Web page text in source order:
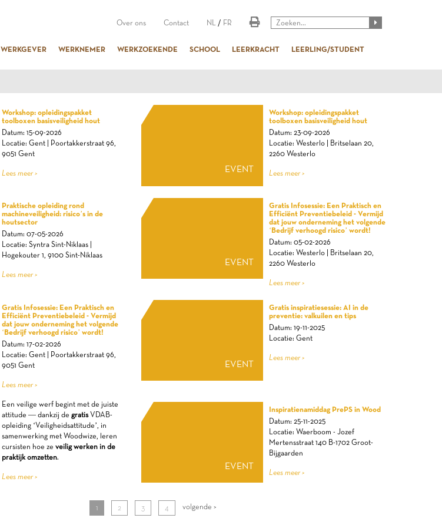
Over ons Contact NL / FR
WERKGEVER WERKNEMER WERKZOEKENDE SCHOOL LEERKRACHT LEERLING/STUDENT
Workshop: opleidingspakket
toolboxen basisveiligheid hout
Datum: 15-09-2026
Locatie: Gent | Poortakkerstraat 96,
9051 Gent
Lees meer > EVENT
Workshop: opleidingspakket
toolboxen basisveiligheid hout
Datum: 23-09-2026
Locatie: Westerlo | Britselaan 20,
2260 Westerlo
Lees meer >
Praktische opleiding rond
machineveiligheid: risico’s in de
houtsector
Datum: 07-05-2026
Locatie: Syntra Sint-Niklaas |
Hogekouter 1, 9100 Sint-Niklaas
Lees meer >
EVENT
Gratis Infosessie: Een Praktisch en
Efficiënt Preventiebeleid - Vermijd
dat jouw onderneming het volgende
‘Bedrijf verhoogd risico’ wordt!
Datum: 05-02-2026
Locatie: Westerlo | Britselaan 20,
2260 Westerlo
Lees meer >
Gratis Infosessie: Een Praktisch en
Efficiënt Preventiebeleid - Vermijd
dat jouw onderneming het volgende
‘Bedrijf verhoogd risico’ wordt!
Datum: 17-02-2026
Locatie: Gent | Poortakkerstraat 96,
9051 Gent
Lees meer >
EVENT
Gratis inspiratiesessie: AI in de
preventie: valkuilen en tips
Datum: 19-11-2025
Locatie: Gent
Lees meer >
Een veilige werf begint met de juiste
attitude — dankzij degratisVDAB-
opleiding ‘Veiligheidsattitude’, in
samenwerking met Woodwize, leren
cursisten hoe zeveilig werken in de
praktijk omzetten.
Lees meer >
EVENT
Inspiratienamiddag PrePS in Wood
Datum: 25-11-2025
Locatie: Waerboom - Jozef
Mertensstraat 140 B-1702 Groot-
Bijgaarden
Lees meer >
1 2 3 4 volgende >